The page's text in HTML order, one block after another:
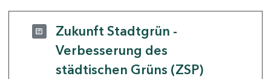
Zukunft Stadtgrün -
Verbesserung des
städtischen Grüns (ZSP)